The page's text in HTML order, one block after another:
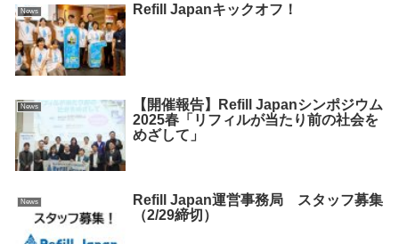
News Refill Japanキックオフ！
News
【開催報告】Refill Japanシンポジウム
2025春「リフィルが当たり前の社会を
めざして」
News
Refill Japan運営事務局 スタッフ募集
（2/29締切）